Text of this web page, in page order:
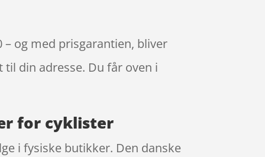
– og med prisgarantien, bliver
din adresse. Du får oven i
for cyklister
i fysiske butikker. Den danske